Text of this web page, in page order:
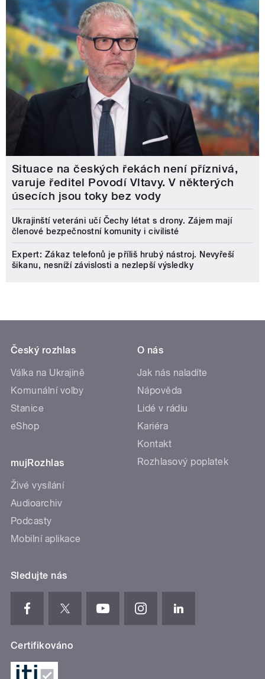
Situace na českých řekách není příznivá,
varuje ředitel Povodí Vltavy. V některých
úsecích jsou toky bez vody
Ukrajinští veteráni učí Čechy létat s drony. Zájem mají
členové bezpečnostní komunity i civilisté
Expert: Zákaz telefonů je příliš hrubý nástroj. Nevyřeší
šikanu, nesníží závislosti a nezlepší výsledky
Český rozhlas
Válka na Ukrajině
Komunální volby
Stanice
eShop
mujRozhlas
Živé vysílání
Audioarchiv
Podcasty
Mobilní aplikace
O nás
Jak nás naladíte
Nápověda
Lidé v rádiu
Kariéra
Kontakt
Rozhlasový poplatek
Sledujte nás
Certifikováno